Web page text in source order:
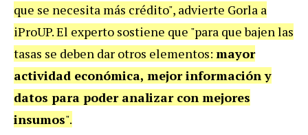
que se necesita más crédito", advierte Gorla a
iProUP. El experto sostiene que "para que bajen las
tasas se deben dar otros elementos: mayor
actividad económica, mejor información y
datos para poder analizar con mejores
insumos".